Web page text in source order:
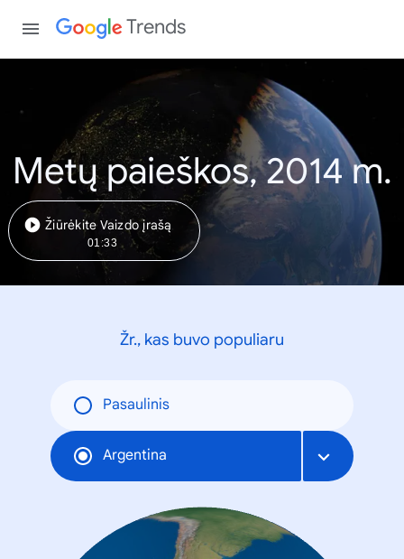
Trends
Metų paieškos, 2014 m.
Žiūrėkite Vaizdo įrašą
01:33
Žr., kas buvo populiaru
Pasaulinis
Argentina